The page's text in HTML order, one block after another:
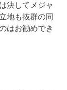
決してメジャ
地も抜群の同
はお勧めでき